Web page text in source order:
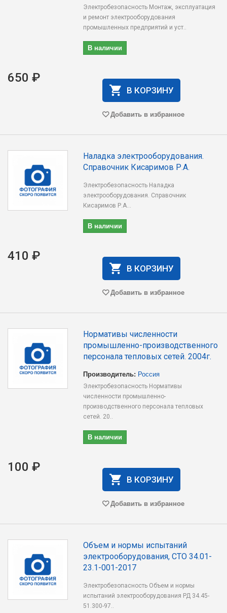
Электробезопасность Монтаж, эксплуатация
и ремонт электрооборудования
промышленных предприятий и уст..
В наличии
650 ₽
В КОРЗИНУ
Добавить в избранное
Наладка электрооборудования.
Справочник Кисаримов Р.А.
Электробезопасность Наладка
электрооборудования. Справочник
Кисаримов Р.А...
В наличии
410 ₽
В КОРЗИНУ
Добавить в избранное
Нормативы численности
промышленно-производственного
персонала тепловых сетей. 2004г.
Производитель: Россия
Электробезопасность Нормативы
численности промышленно-
производственного персонала тепловых
сетей. 20..
В наличии
100 ₽
В КОРЗИНУ
Добавить в избранное
Объем и нормы испытаний
электрооборудования, СТО 34.01-
23.1-001-2017
Электробезопасность Объем и нормы
испытаний электрооборудования РД 34.45-
51.300-97..